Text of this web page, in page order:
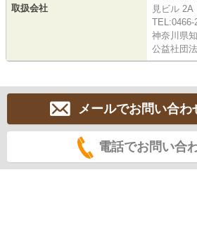
取扱会社
見ビル 2A
TEL:0466-
神奈川県
公益社団
メールでお問い合わ
電話でお問い合